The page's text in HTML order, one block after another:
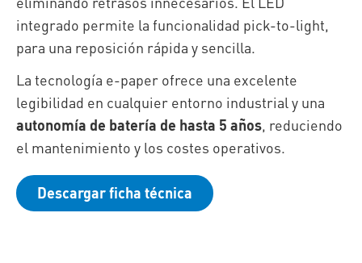
integrado permite la funcionalidad pick-to-light,
para una reposición rápida y sencilla.
La tecnología e-paper ofrece una excelente
legibilidad en cualquier entorno industrial y una
autonomía de batería de hasta 5 años, reduciendo
el mantenimiento y los costes operativos.
Descargar ficha técnica